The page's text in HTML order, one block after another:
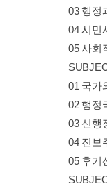
03 행정
04 시민
05 사회
01 국가
02 행정
03 신행
04 진보
05 후기